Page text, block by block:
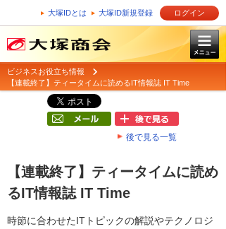
大塚IDとは 大塚ID新規登録 ログイン
ビジネスお役立ち情報
【連載終了】ティータイムに読めるIT情報誌 IT Time
後で見る一覧
【連載終了】ティータイムに読め
るIT情報誌 IT Time
時節に合わせたITトピックの解説やテクノロジ